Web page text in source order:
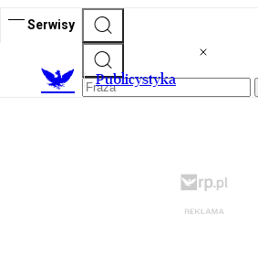
Serwisy
Publicystyka